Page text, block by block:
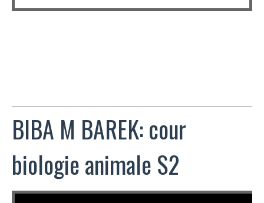
BIBA M BAREK: cour
biologie animale S2